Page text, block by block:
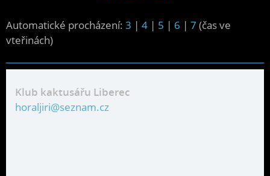
Automatické procházení: 3 | 4 | 5 | 6 | 7 (čas ve
vteřinách)
Klub kaktusářu Liberec
horaljiri@seznam.cz